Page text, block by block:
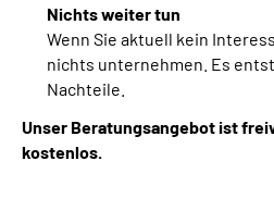
Nichts weiter tun
Wenn Sie aktuell kein
nichts unternehmen. Es
Nachteile.
Unser Beratungsangebot ist
kostenlos.